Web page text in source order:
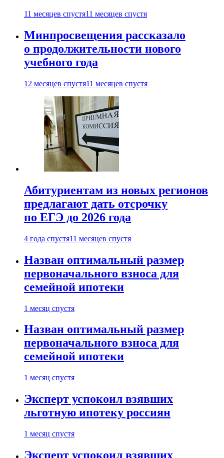
11 месяцев спустя11 месяцев спустя
Минпросвещения рассказало
о продолжительности нового
учебного года
12 месяцев спустя11 месяцев спустя
Абитуриентам из новых регионов
предлагают дать отсрочку
по ЕГЭ до 2026 года
4 года спустя11 месяцев спустя
Назван оптимальный размер
первоначального взноса для
семейной ипотеки
1 месяц спустя
Назван оптимальный размер
первоначального взноса для
семейной ипотеки
1 месяц спустя
Эксперт успокоил взявших
льготную ипотеку россиян
1 месяц спустя
Эксперт успокоил взявших